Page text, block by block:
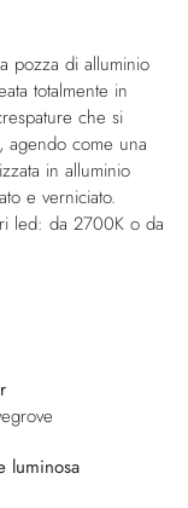
pozza di alluminio
totalmente in
che si
agendo come una
in alluminio
e verniciato.
led: da 2700K o da
luminosa